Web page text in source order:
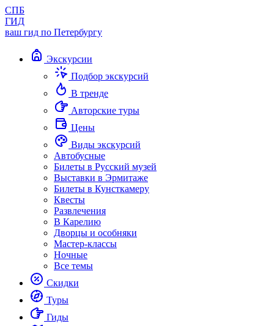
СПБ
ГИД
ваш гид по Петербургу
Экскурсии
Подбор экскурсий
В тренде
Авторские туры
Цены
Виды экскурсий
Автобусные
Билеты в Русский музей
Выставки в Эрмитаже
Билеты в Кунсткамеру
Квесты
Развлечения
В Карелию
Дворцы и особняки
Мастер-классы
Ночные
Все темы
Скидки
Туры
Гиды